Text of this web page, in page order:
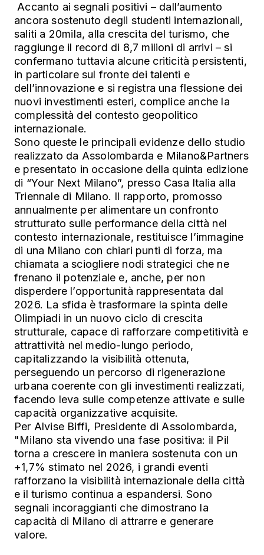
Accanto ai segnali positivi – dall’aumento
ancora sostenuto degli studenti internazionali,
saliti a 20mila, alla crescita del turismo, che
raggiunge il record di 8,7 milioni di arrivi – si
confermano tuttavia alcune criticità persistenti,
in particolare sul fronte dei talenti e
dell’innovazione e si registra una flessione dei
nuovi investimenti esteri, complice anche la
complessità del contesto geopolitico
internazionale.
Sono queste le principali evidenze dello studio
realizzato da Assolombarda e Milano&Partners
e presentato in occasione della quinta edizione
di “Your Next Milano”, presso Casa Italia alla
Triennale di Milano. Il rapporto, promosso
annualmente per alimentare un confronto
strutturato sulle performance della città nel
contesto internazionale, restituisce l’immagine
di una Milano con chiari punti di forza, ma
chiamata a sciogliere nodi strategici che ne
frenano il potenziale e, anche, per non
disperdere l’opportunità rappresentata dal
2026. La sfida è trasformare la spinta delle
Olimpiadi in un nuovo ciclo di crescita
strutturale, capace di rafforzare competitività e
attrattività nel medio-lungo periodo,
capitalizzando la visibilità ottenuta,
perseguendo un percorso di rigenerazione
urbana coerente con gli investimenti realizzati,
facendo leva sulle competenze attivate e sulle
capacità organizzative acquisite.
Per Alvise Biffi, Presidente di Assolombarda,
"Milano sta vivendo una fase positiva: il Pil
torna a crescere in maniera sostenuta con un
+1,7% stimato nel 2026, i grandi eventi
rafforzano la visibilità internazionale della città
e il turismo continua a espandersi. Sono
segnali incoraggianti che dimostrano la
capacità di Milano di attrarre e generare
valore.